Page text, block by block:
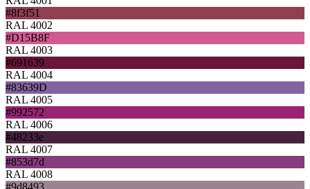
#8f3f51
RAL 4002
#D15B8F
RAL 4003
#691639
RAL 4004
#83639D
RAL 4005
#992572
RAL 4006
#48233e
RAL 4007
#853d7d
RAL 4008
#9d8493